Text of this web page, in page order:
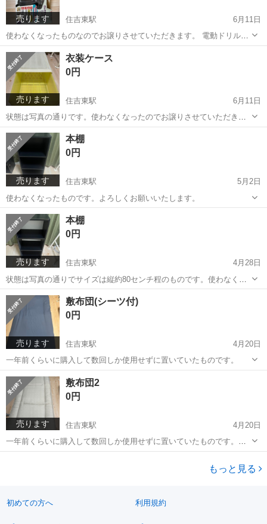
売ります 住吉東駅
6月11日
使わなくなったものなのでお譲りさせていただきます。 電動ドリルと
ドライバーのセットです。状態などは写真の通りです。返品などは受
け付けておりませんのでよろしくお願いいたします。
大阪 大阪市 住吉東駅
売ります
衣装ケース
0円
住吉東駅
6月11日
状態は写真の通りです。使わなくなったのでお譲りさせていただきた
いです。 サイズは約30✖️15✖️70くらいです。シングルベッドの下に入
れるとちょうど収まるくらいのサイズ感です。 ご検討よろしくお願い
いたします。
大阪 大阪市 住吉東駅
売ります
本棚
0円
住吉東駅
5月2日
使わなくなったものです。よろしくお願いいたします。
大阪 大阪市 住吉東駅
売ります
本棚
0円
住吉東駅
4月28日
状態は写真の通りでサイズは縦約80センチ程のものです。使わなくな
ったものです。 よろしくお願いいたします。
大阪 大阪市 住吉東駅 収納家具
売ります
敷布団(シーツ付)
0円
住吉東駅
4月20日
一年前くらいに購入して数回しか使用せずに置いていたものです。
大阪 大阪市 住吉東駅
売ります
敷布団2
0円
住吉東駅
4月20日
一年前くらいに購入して数回しか使用せずに置いていたものです。敷
布団1とは同じ形ですが別物です。
もっと見る
初めての方へ 利用規約